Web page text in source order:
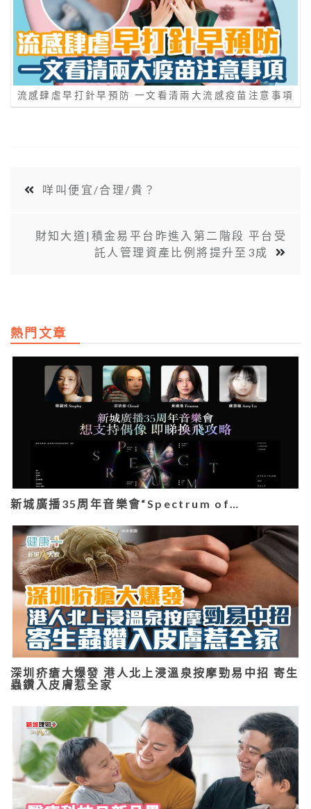
流感肆虐早打針早預防 一文看清兩大流感疫苗注意事項
咩叫便宜/合理/貴？
財知大道|積金易平台昨進入第二階段 平台受
託人管理資產比例將提升至3成
熱門文章
新城廣播35周年音樂會“Spectrum of…
深圳疥瘡大爆發 港人北上浸溫泉按摩勁易中招 寄生
蟲鑽入皮膚惹全家